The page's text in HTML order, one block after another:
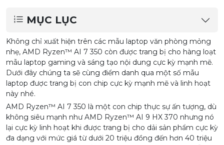
MỤC LỤC
Không chỉ xuất hiện trên các mẫu laptop văn phòng mỏng
nhẹ, AMD Ryzen™ AI 7 350 còn được trang bị cho hàng loạt
mẫu laptop gaming và sáng tạo nội dung cực kỳ mạnh mẽ.
Dưới đây chúng ta sẽ cùng điểm danh qua một số mẫu
laptop được trang bị con chip cực kỳ mạnh mẽ và linh hoạt
này nhé.
AMD Ryzen™ AI 7 350 là một con chip thực sự ấn tượng, dù
không siêu mạnh như AMD Ryzen™ AI 9 HX 370 nhưng nó
lại cực kỳ linh hoạt khi được trang bị cho dải sản phẩm cực kỳ
đa dạng với mức giá từ dưới 20 triệu đồng đến hơn 40 triệu